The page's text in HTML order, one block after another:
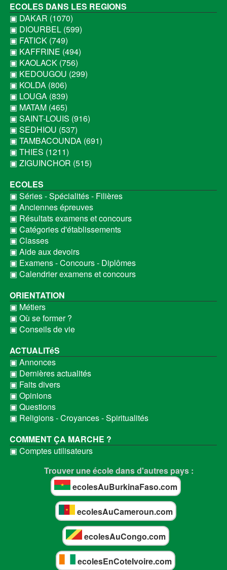
ECOLES DANS LES REGIONS
▣ DAKAR (1070)
▣ DIOURBEL (599)
▣ FATICK (749)
▣ KAFFRINE (494)
▣ KAOLACK (756)
▣ KEDOUGOU (299)
▣ KOLDA (806)
▣ LOUGA (839)
▣ MATAM (465)
▣ SAINT-LOUIS (916)
▣ SEDHIOU (537)
▣ TAMBACOUNDA (691)
▣ THIES (1211)
▣ ZIGUINCHOR (515)
ECOLES
▣ Séries - Spécialités - Filières
▣ Anciennes épreuves
▣ Résultats examens et concours
▣ Catégories d'établissements
▣ Classes
▣ Aide aux devoirs
▣ Examens - Concours - Diplômes
▣ Calendrier examens et concours
ORIENTATION
▣ Métiers
▣ Où se former ?
▣ Conseils de vie
ACTUALITéS
▣ Annonces
▣ Dernières actualités
▣ Faits divers
▣ Opinions
▣ Questions
▣ Religions - Croyances - Spiritualités
COMMENT ÇA MARCHE ?
▣ Comptes utilisateurs
Trouver une école dans d'autres pays :
ecolesAuBurkinaFaso.com
ecolesAuCameroun.com
ecolesAuCongo.com
ecolesEnCoteIvoire.com